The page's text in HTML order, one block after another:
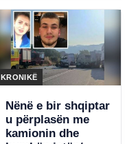
KRONIKË
Nënë e bir shqiptar
u përplasën me
kamionin dhe